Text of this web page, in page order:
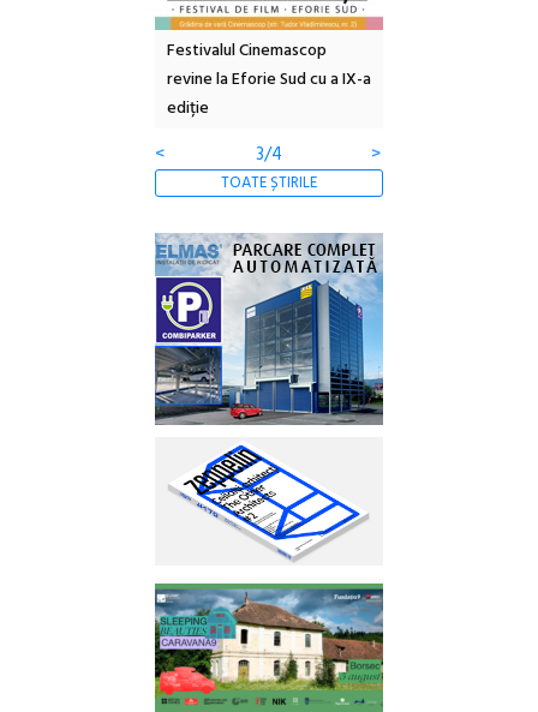
În curând: POELANDA – parc
de poezie și co-creație
< 4/4 >
TOATE ȘTIRILE